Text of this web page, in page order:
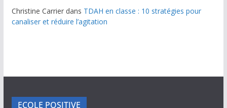
Christine Carrierdans TDAH en classe : 10 stratégies pour
canaliser et réduire l’agitation
ECOLE POSITIVE